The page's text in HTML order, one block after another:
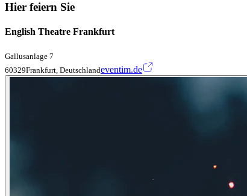
Hier feiern Sie
English Theatre Frankfurt
Gallusanlage 7
60329Frankfurt, Deutschlandeventim.de